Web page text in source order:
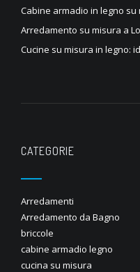
Cabine armadio in legno
Arredamento su misura a
Cucine su misura in legno:
CATEGORIE
Arredamenti
Arredamento da Bagno
briccole
cabine armadio legno
cucina su misura